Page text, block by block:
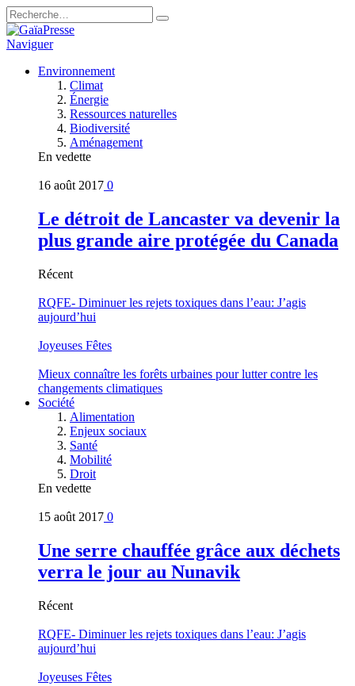
Naviguer
Environnement
Climat
Énergie
Ressources naturelles
Biodiversité
Aménagement
En vedette
16 août 2017 0
Le détroit de Lancaster va devenir la
plus grande aire protégée du Canada
Récent
RQFE- Diminuer les rejets toxiques dans l’eau: J’agis
aujourd’hui
Joyeuses Fêtes
Mieux connaître les forêts urbaines pour lutter contre les
changements climatiques
Société
Alimentation
Enjeux sociaux
Santé
Mobilité
Droit
En vedette
15 août 2017 0
Une serre chauffée grâce aux déchets
verra le jour au Nunavik
Récent
RQFE- Diminuer les rejets toxiques dans l’eau: J’agis
aujourd’hui
Joyeuses Fêtes